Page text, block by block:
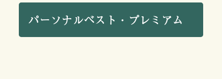
パーソナルベスト・プレミアム